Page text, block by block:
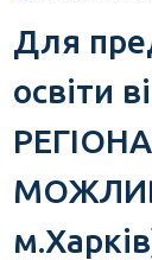
Для
освіти